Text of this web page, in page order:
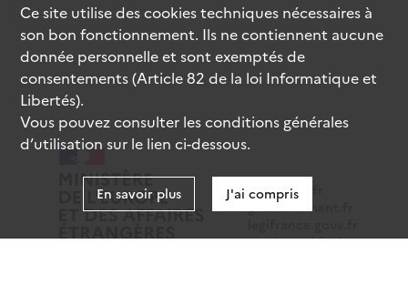
data.gouv.fr
gouvernement.fr
service-public.fr
Ce site utilise descookiestechniques nécessaires à
son bon fonctionnement. Ils ne contiennent aucune
donnée personnelle et sont exemptés de
consentements (Article 82 de la loi Informatique et
Libertés).
Vous pouvez consulter les conditions générales
d’utilisation sur le lien ci-dessous.
En savoir plus J'ai compris